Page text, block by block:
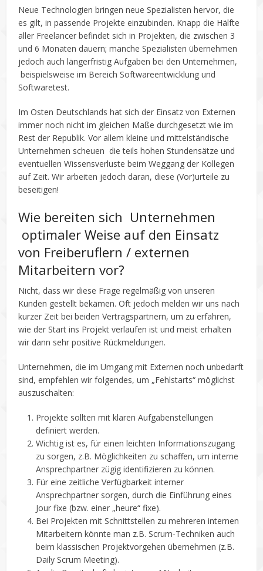
Neue Technologien bringen neue Spezialisten hervor, die
es gilt, in passende Projekte einzubinden. Knapp die Hälfte
aller Freelancer befindet sich in Projekten, die zwischen 3
und 6 Monaten dauern; manche Spezialisten übernehmen
jedoch auch längerfristig Aufgaben bei den Unternehmen,
beispielsweise im Bereich Softwareentwicklung und
Softwaretest.
Im Osten Deutschlands hat sich der Einsatz von Externen
immer noch nicht im gleichen Maße durchgesetzt wie im
Rest der Republik. Vor allem kleine und mittelständische
Unternehmen scheuen die teils hohen Stundensätze und
eventuellen Wissensverluste beim Weggang der Kollegen
auf Zeit. Wir arbeiten jedoch daran, diese (Vor)urteile zu
beseitigen!
Wie bereiten sich Unternehmen
optimaler Weise auf den Einsatz
von Freiberuflern / externen
Mitarbeitern vor?
Nicht, dass wir diese Frage regelmäßig von unseren
Kunden gestellt bekämen. Oft jedoch melden wir uns nach
kurzer Zeit bei beiden Vertragspartnern, um zu erfahren,
wie der Start ins Projekt verlaufen ist und meist erhalten
wir dann sehr positive Rückmeldungen.
Unternehmen, die im Umgang mit Externen noch unbedarft
sind, empfehlen wir folgendes, um „Fehlstarts“ möglichst
auszuschalten:
Projekte sollten mit klaren Aufgabenstellungen
definiert werden.
Wichtig ist es, für einen leichten Informationszugang
zu sorgen, z.B. Möglichkeiten zu schaffen, um interne
Ansprechpartner zügig identifizieren zu können.
Für eine zeitliche Verfügbarkeit interner
Ansprechpartner sorgen, durch die Einführung eines
Jour fixe (bzw. einer „heure“ fixe).
Bei Projekten mit Schnittstellen zu mehreren internen
Mitarbeitern könnte man z.B. Scrum-Techniken auch
beim klassischen Projektvorgehen übernehmen (z.B.
Daily Scrum Meeting).